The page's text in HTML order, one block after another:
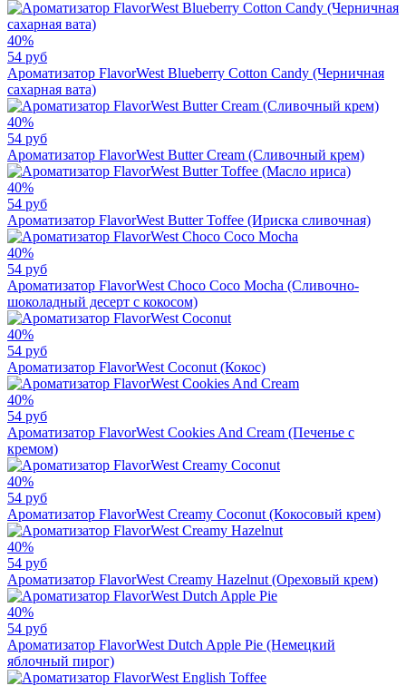
40%
54 руб
Ароматизатор FlavorWest Blueberry Cotton Candy (Черничная
сахарная вата)
40%
54 руб
Ароматизатор FlavorWest Butter Cream (Сливочный крем)
40%
54 руб
Ароматизатор FlavorWest Butter Toffee (Ириска сливочная)
40%
54 руб
Ароматизатор FlavorWest Choco Coco Mocha (Сливочно-
шоколадный десерт с кокосом)
40%
54 руб
Ароматизатор FlavorWest Coconut (Кокос)
40%
54 руб
Ароматизатор FlavorWest Cookies And Cream (Печенье с
кремом)
40%
54 руб
Ароматизатор FlavorWest Creamy Coconut (Кокосовый крем)
40%
54 руб
Ароматизатор FlavorWest Creamy Hazelnut (Ореховый крем)
40%
54 руб
Ароматизатор FlavorWest Dutch Apple Pie (Немецкий
яблочный пирог)